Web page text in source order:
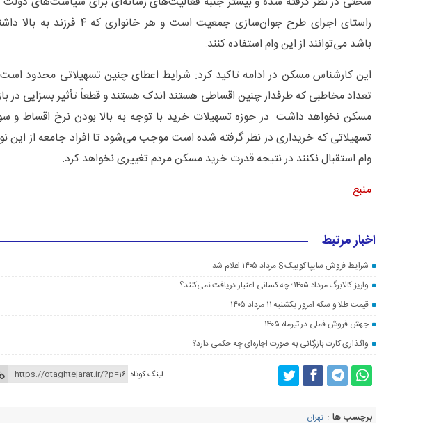
راستای اجرای طرح جوان‌سازی جمعیت است و هر خانواری که ۴ فرزند به
باشد می‌توانند از این وام استفاده کنند.
این کارشناس مسکن در ادامه تاکید کرد: شرایط اعطای چنین تسهیلاتی محدود
تعداد مخاطبی که طرفدار چنین اقساطی هستند اندک هستند و قطعاً تأثیر بسزایی در
مسکن نخواهد داشت. در حوزه تسهیلات خرید با توجه به بالا بودن نرخ اقساط و
تسهیلاتی که خریداری در نظر گرفته شده است موجب می‌شود تا افراد جامعه از این
وام استقبال نکنند در نتیجه قدرت خرید مسکن مردم تغییری نخواهد کرد.
منبع
اخبار مرتبط
شرایط فروش سایپا کوییک S مرداد ۱۴۰۵ اعلام شد
واریز کالابرگ مرداد ۱۴۰۵؛ چه کسانی اعتبار دریافت نمی‌کنند؟
قیمت طلا و سکه امروز یکشنبه ۱۱ مرداد ۱۴۰۵
جهش فروش فملی در تیرماه ۱۴۰۵
واگذاری کارت بازرگانی به صورت اجاره‌ای چه حکمی دارد؟
لینک کوتاه
برچسب ها : تهران